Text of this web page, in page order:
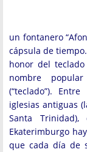
un fontanero
cápsula de
honor del
nombre
(“teclado”).
iglesias antiguas
Santa Trinidad),
Ekaterimburgo
que cada día de